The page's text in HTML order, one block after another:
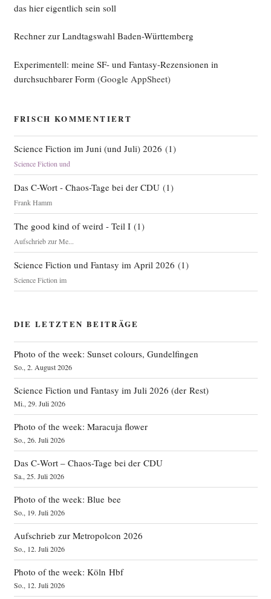
das hier eigentlich sein soll
Rechner zur Landtagswahl Baden-Württemberg
Experimentell: meine SF- und Fantasy-Rezensionen in
durchsuchbarer Form (Google AppSheet)
FRISCH KOMMENTIERT
Science Fiction im Juni (und Juli) 2026 (1)
Science Fiction und
Das C-Wort - Chaos-Tage bei der CDU(1)
Frank Hamm
The good kind of weird - Teil I(1)
Aufschrieb zur Me...
Science Fiction und Fantasy im April 2026 (1)
Science Fiction im
DIE LETZTEN BEITRÄGE
Photo of the week: Sunset colours, Gundelfingen
So., 2. August 2026
Science Fiction und Fantasy im Juli 2026 (der Rest)
Mi., 29. Juli 2026
Photo of the week: Maracuja flower
So., 26. Juli 2026
Das C‑Wort – Chaos-Tage bei der CDU
Sa., 25. Juli 2026
Photo of the week: Blue bee
So., 19. Juli 2026
Aufschrieb zur Metropolcon 2026
So., 12. Juli 2026
Photo of the week: Köln Hbf
So., 12. Juli 2026